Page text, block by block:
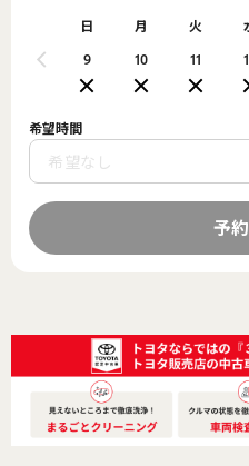
日
9
月
10
火
11
希望時間
予